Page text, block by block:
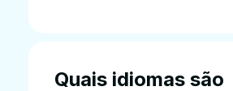
Quais idiomas são